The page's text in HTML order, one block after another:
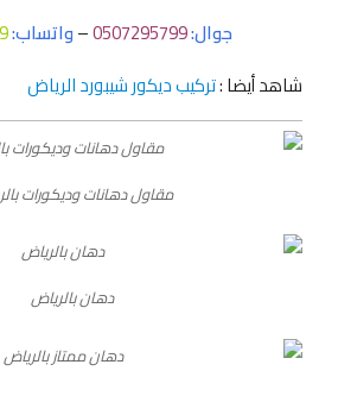
جوال:0507295799
–واتساب:
شاهد أيضا :تركيب ديكور شيبورد الرياض
مقاول دهانات وديكورات
دهان بالرياض